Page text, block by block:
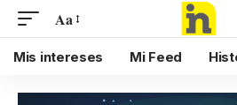
Aa
Mis intereses Mi Feed